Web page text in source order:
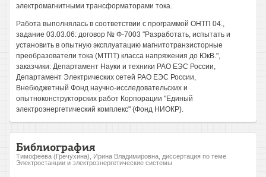
электромагнитными трансформаторами тока.
Работа выполнялась в соответствии с программой ОНТП 04.,
задание 03.03.06: договор № Ф-7003 "Разработать, испытать и
установить в опытную эксплуатацию магнитотранзисторные
преобразователи тока (МТПТ) класса напряжения до ЮкВ.",
заказчики: Департамент Науки и техники РАО ЕЭС России,
Департамент Электрических сетей РАО ЕЭС России,
Внебюджетный Фонд научно-исследовательских и
опытноконструкторских работ Корпорации "Единый
электроэнергетический комплекс" (Фонд НИОКР).
Библиография
Тимофеева (Гречухина), Ирина Владимировна, диссертация по теме
Электростанции и электроэнергетические системы